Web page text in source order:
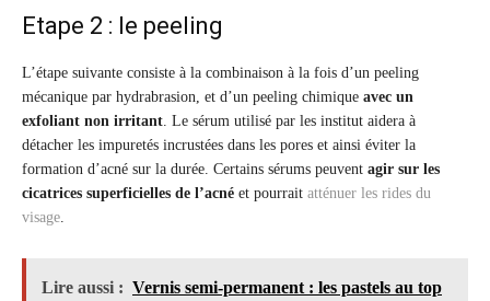
Etape 2 : le peeling
L’étape suivante consiste à la combinaison à la fois d’un peeling
mécanique par hydrabrasion, et d’un peeling chimique avec un
exfoliant non irritant. Le sérum utilisé par les institut aidera à
détacher les impuretés incrustées dans les pores et ainsi éviter la
formation d’acné sur la durée. Certains sérums peuvent agir sur les
cicatrices superficielles de l’acné et pourrait atténuer les rides du
visage.
Lire aussi : Vernis semi-permanent : les pastels au top